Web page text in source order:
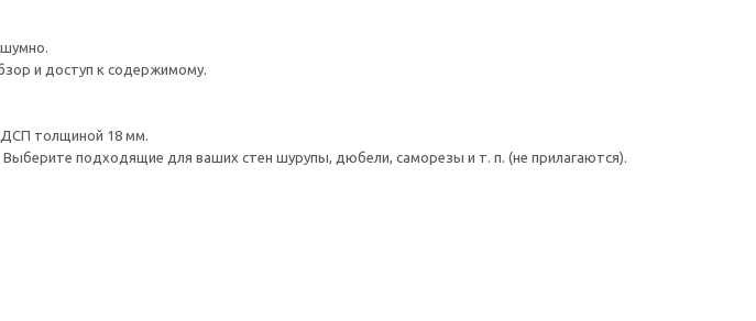
и доступ к содержимому.
ДСП толщиной 18 мм.
подходящие для ваших стен шурупы, дюбели, саморезы и т. п. (не прилагаются).